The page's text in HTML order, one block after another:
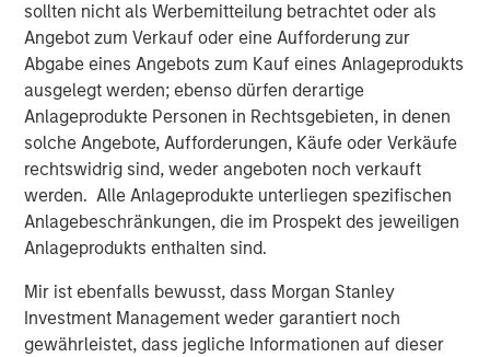
sollten nicht als Werbemitteilung betrachtet oder als
Angebot zum Verkauf oder eine Aufforderung zur
Abgabe eines Angebots zum Kauf eines Anlageprodukts
ausgelegt werden; ebenso dürfen derartige
Anlageprodukte Personen in Rechtsgebieten, in denen
solche Angebote, Aufforderungen, Käufe oder Verkäufe
rechtswidrig sind, weder angeboten noch verkauft
werden. Alle Anlageprodukte unterliegen spezifischen
Anlagebeschränkungen, die im Prospekt des jeweiligen
Anlageprodukts enthalten sind.
Mir ist ebenfalls bewusst, dass Morgan Stanley
Investment Management weder garantiert noch
gewährleistet, dass jegliche Informationen auf dieser
Morgan Stanley Real Estate Investing (MSREI) is the global
private real estate investment management business of
Morgan Stanley. One of the most active property
investors in the world for over three decades, MSREI
employs a patient, disciplined approach through global
value-add / opportunistic and regional core / core-plus
real estate investment strategies. With 17 offices
throughout the U.S., Europe and Asia, regional teams of
dedicated real estate professionals combine a unique
global perspective with local presence and significant
transaction execution expertise. MSREI currently
manages $54 billion of gross real estate assets
worldwide on behalf of its clients.